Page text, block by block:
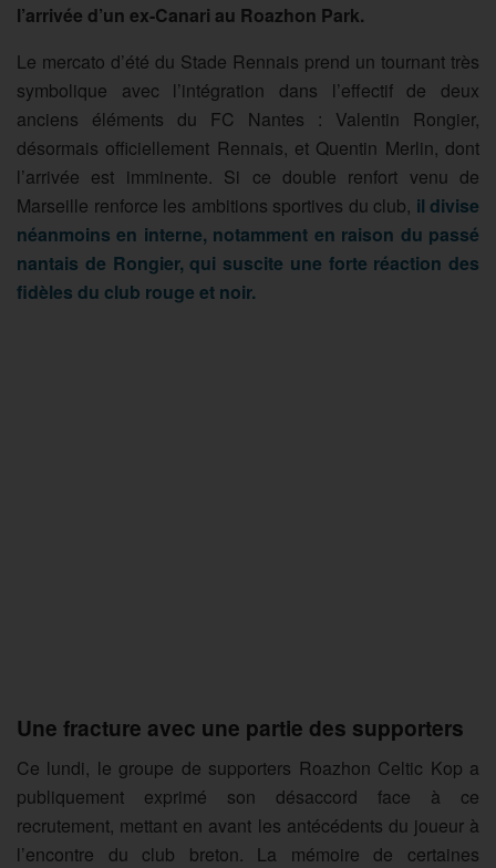
l’arrivée d’un ex-Canari au Roazhon Park.
Le mercato d’été du Stade Rennais prend un tournant très
symbolique avec l’intégration dans l’effectif de deux
anciens éléments du FC Nantes : Valentin Rongier,
désormais officiellement Rennais, et Quentin Merlin, dont
l’arrivée est imminente. Si ce double renfort venu de
Marseille renforce les ambitions sportives du club, il divise
néanmoins en interne, notamment en raison du passé
nantais de Rongier, qui suscite une forte réaction des
fidèles du club rouge et noir.
Une fracture avec une partie des supporters
Ce lundi, le groupe de supporters Roazhon Celtic Kop a
publiquement exprimé son désaccord face à ce
recrutement, mettant en avant les antécédents du joueur à
l’encontre du club breton. La mémoire de certaines